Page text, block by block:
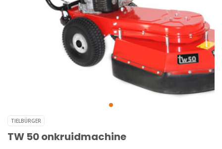
TIELBÜRGER
TW 50 onkruidmachine